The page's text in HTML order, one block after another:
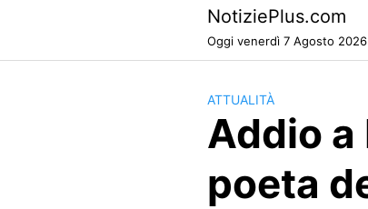
NotiziePlus.com
Oggi venerdì 7 Agosto 2026
ATTUALITÀ
Addio a
poeta